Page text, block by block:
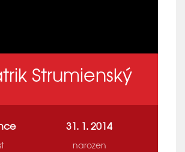
Strumienský
31. 1. 2014
narozen